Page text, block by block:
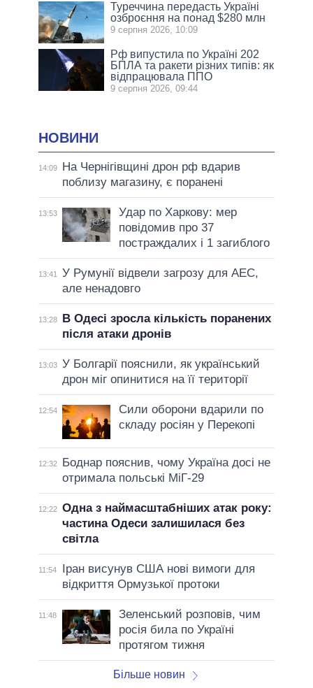
Туреччина передасть Україні
озброєння на понад $280 млн
9 серпня 2026, 10:09
Рф випустила по Україні 202
БПЛА та ракети різних типів: як
відпрацювала ППО
9 серпня 2026, 09:44
НОВИНИ
14:09
На Чернігівщині дрон рф вдарив
поблизу магазину, є поранені
13:53
Удар по Харкову: мер
повідомив про 37
постраждалих і 1 загиблого
13:41
У Румунії відвели загрозу для АЕС,
але ненадовго
13:28
В Одесі зросла кількість поранених
після атаки дронів
13:03 У Болгарії пояснили, як український
дрон міг опинитися на її території
12:54
Сили оборони вдарили по
складу росіян у Перекопі
12:32
Боднар пояснив, чому Україна досі не
отримала польські МіГ-29
12:22 Одна з наймасштабніших атак року:
частина Одеси залишилася без
світла
11:54
Іран висунув США нові вимоги для
відкриття Ормузької протоки
11:48
Зеленський розповів, чим
росія била по Україні
протягом тижня
Більше новин